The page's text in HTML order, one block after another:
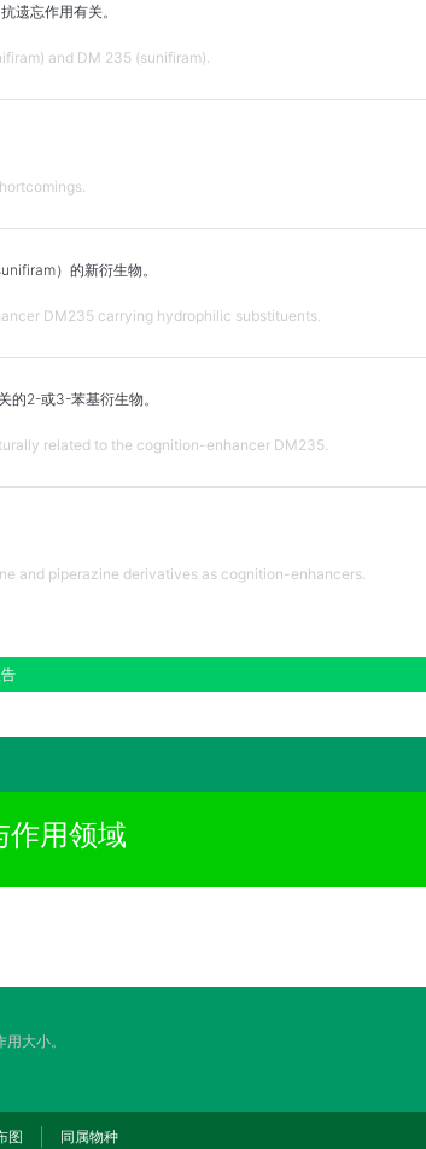
遗忘作用有关。
and DM 235 (sunifiram).
）的新衍生物。
DM235 carrying hydrophilic substituents.
的2-或3-苯基衍生物。
related to the cognition-enhancer DM235.
and piperazine derivatives as cognition-enhancers.
作用领域
大小。
图 同属物种